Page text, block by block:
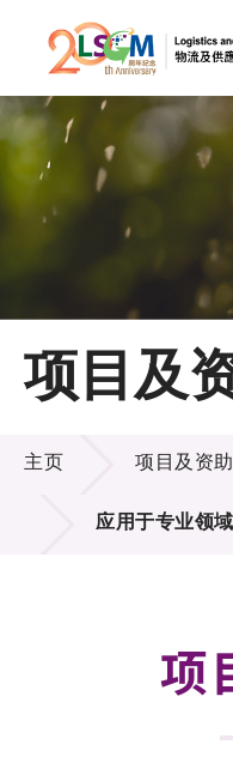
跳到内容（
主页
关于LSCM
技术商品化
项目及资助计划
资助计划
项目及
项目及资助计划
主页 项目及资
应用于专业领
项